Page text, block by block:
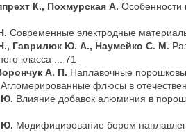
К., Похмурская А. Особенности
Современные электродные
Гаврилюк Ю. А., Наумейко С. М.
класса ... 71
А. П. Наплавочные
Агломерированные флюсы в
Ю. Влияние добавок алюминия в
Ю. Модифицирование бором